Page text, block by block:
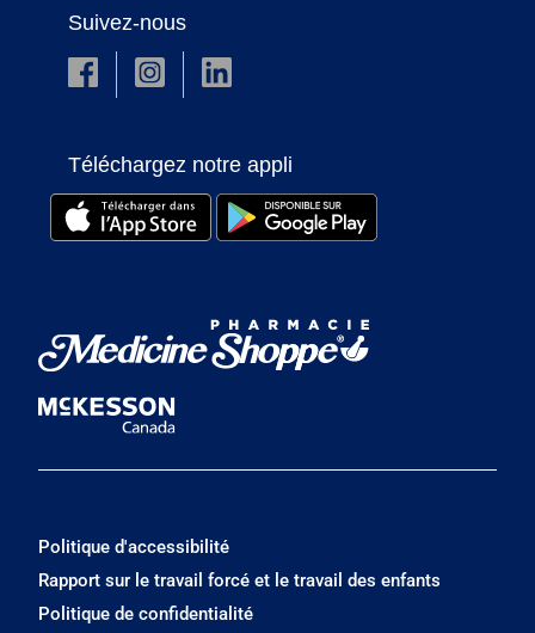
Suivez-nous
Téléchargez notre appli
Politique d'accessibilité
Rapport sur le travail forcé et le travail des enfants
Politique de confidentialité